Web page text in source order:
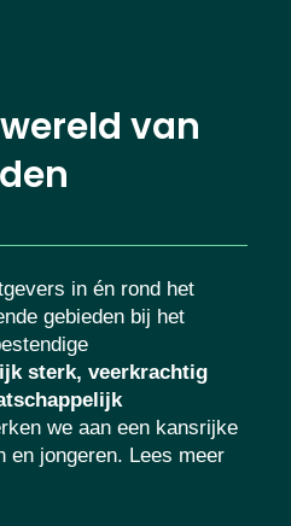
van
in én rond het
gebieden bij het
sterk, veerkrachtig
we aan een kansrijke
en jongeren. Lees meer